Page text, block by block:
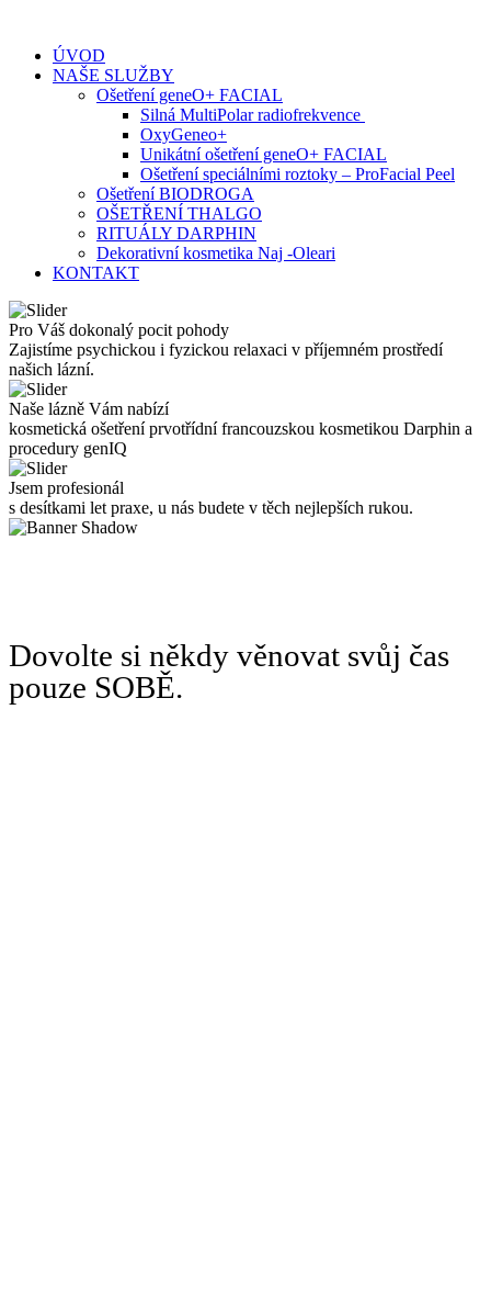
contentÚVOD
NAŠE SLUŽBY
Ošetření geneO+ FACIAL
Silná MultiPolar radiofrekvence
OxyGeneo+
Unikátní ošetření geneO+ FACIAL
Ošetření speciálními roztoky – ProFacial Peel
Ošetření BIODROGA
OŠETŘENÍ THALGO
RITUÁLY DARPHIN
Dekorativní kosmetika Naj -Oleari
KONTAKT
Pro Váš dokonalý pocit pohody
Zajistíme psychickou i fyzickou relaxaci v příjemném prostředí
našich lázní.
Naše lázně Vám nabízí
kosmetická ošetření prvotřídní francouzskou kosmetikou Darphin a
procedury genIQ
Jsem profesionál
s desítkami let praxe, u nás budete v těch nejlepších rukou.
Dovolte si někdy věnovat svůj čas
pouze SOBĚ.